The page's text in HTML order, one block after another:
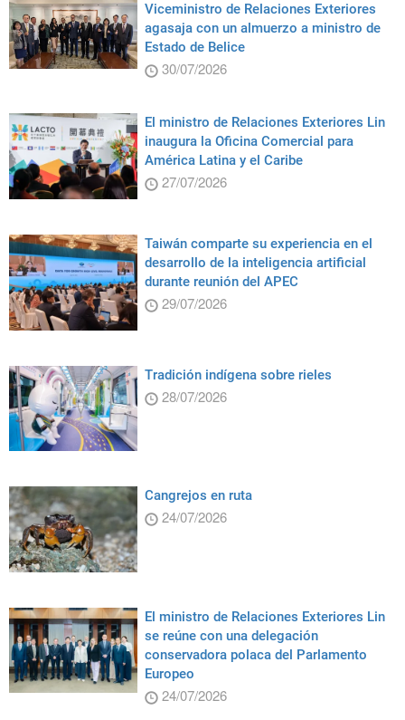
Viceministro de Relaciones Exteriores
agasaja con un almuerzo a ministro de
Estado de Belice
30/07/2026
El ministro de Relaciones Exteriores Lin
inaugura la Oficina Comercial para
América Latina y el Caribe
27/07/2026
Taiwán comparte su experiencia en el
desarrollo de la inteligencia artificial
durante reunión del APEC
29/07/2026
Tradición indígena sobre rieles
28/07/2026
Cangrejos en ruta
24/07/2026
El ministro de Relaciones Exteriores Lin
se reúne con una delegación
conservadora polaca del Parlamento
Europeo
24/07/2026